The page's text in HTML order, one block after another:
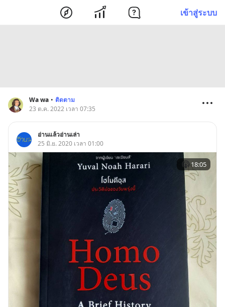
เข้าสู่ระบบ
Wa wa • ติดตาม
23 ต.ค. 2022 เวลา 07:35
อ่านแล้วอ่านเล่า
25 มิ.ย. 2020 เวลา 01:00
18:05